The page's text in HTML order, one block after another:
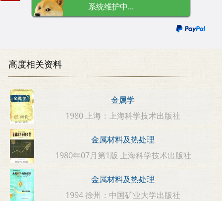
系统维护中...
高度相关资料
金属学
1980 上海：上海科学技术出版社
金属材料及热处理
1980年07月第1版 上海科学技术出版社
金属材料及热处理
1994 徐州：中国矿业大学出版社